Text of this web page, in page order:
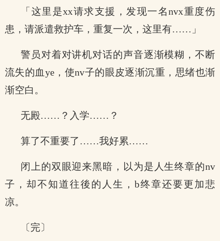
「这里是xx请求支援，发现一名nvx重度伤
患，请派遣救护车，重复一次，这里有……」
警员对着对讲机对话的声音逐渐模糊，不断
流失的血ye，使nv子的眼皮逐渐沉重，思绪也渐
渐空白。
无殿……？入学……？
算了不重要了……我好累……
闭上的双眼迎来黑暗，以为是人生终章的nv
子，却不知道往後的人生，b终章还要更加悲
凉。
〔完〕